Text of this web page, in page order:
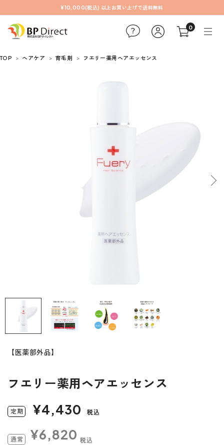
¥10,000(税込) 以上お買い上げで送料無料
0
TOP ヘアケア 育毛剤 フエリー薬用ヘアエッセンス
【医薬部外品】
フエリー薬用ヘアエッセンス
定 期 ¥4,430 税込
通常 ¥6,820 税込